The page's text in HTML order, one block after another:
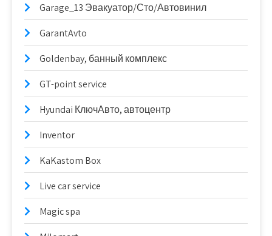
Garage_13 Эвакуатор/Сто/Автовинил
GarantAvto
Goldenbay, банный комплекс
GT-point service
Hyundai КлючАвто, автоцентр
Inventor
KaKastom Box
Live car service
Magic spa